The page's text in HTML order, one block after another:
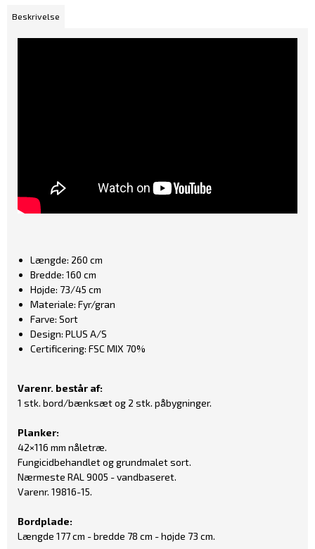
Beskrivelse
Længde: 260 cm
Bredde: 160 cm
Højde: 73/45 cm
Materiale: Fyr/gran
Farve: Sort
Design: PLUS A/S
Certificering: FSC MIX 70%
Varenr. består af:
1 stk. bord/bænksæt og 2 stk. påbygninger.
Planker:
42×116 mm nåletræ.
Fungicidbehandletog grundmalet sort.
Nærmeste RAL 9005 - vandbaseret.
Varenr. 19816-15.
Bordplade:
Længde 177 cm - bredde 78 cm - højde 73 cm.